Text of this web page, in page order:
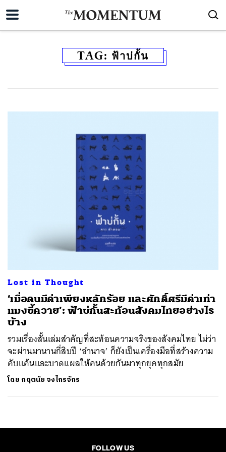
TAG: ฟ้าบ่กั้น
Lost in Thought
‘เมื่อคนมีค่าเพียงหลักร้อย และศักดิ์ศรีมีค่าเท่า
แมงขี้ควาย’: ฟ้าบ่กั้นสะท้อนสังคมไทยอย่างไร
บ้าง
รวมเรื่องสั้นเล่มสำคัญที่สะท้อนความจริงของสังคมไทย ไม่ว่า
จะผ่านมานานกี่สิบปี ‘อำนาจ’ ก็ยังเป็นเครื่องมือที่สร้างความ
คับแค้นและบาดแผลให้คนด้วยกันมาทุกยุคทุกสมัย
โดย กฤตนัย จงไกรจักร
FOLLOW US